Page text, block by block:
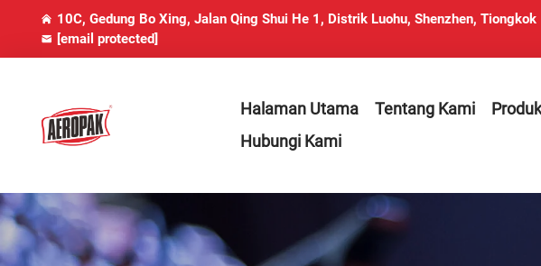
10C, Gedung Bo Xing, Jalan Qing Shui He 1, Distrik Luohu, Shenzhen, Tiongkok
[email protected]
Halaman Utama Tentang Kami Produk
Hubungi Kami